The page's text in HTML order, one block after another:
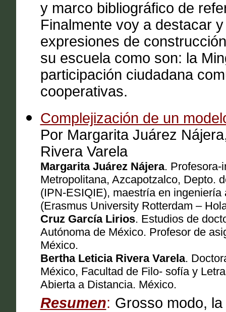
y marco bibliográfico de
Finalmente voy a destacar
expresiones de
su escuela como son: la
participación ciudadana
cooperativas.
Complejización de un
Por Margarita Juárez
Rivera Varela
Margarita Juárez Nájera. Profesora-
Metropolitana, Azcapotzalco, Depto.
(IPN-ESIQIE), maestría en
(Erasmus University Rotterdam –
Cruz García Lirios. Estudios de
Autónoma de México. Profesor de
México.
Bertha Leticia Rivera Varela.
México, Facultad de Filo- sofía y
Abierta a Distancia. México.
Resumen: Grosso modo,